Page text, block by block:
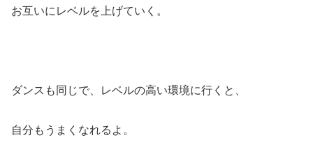
お互いにレベルを上げていく。
ダンスも同じで、レベルの高い環境に行くと、
自分もうまくなれるよ。